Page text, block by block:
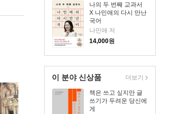
나의 두 번째 교과서
X 나민애의 다시 만난
국어
나민애 저
14,000원
이 분야 신상품
책은 쓰고 싶지만 글
쓰기가 두려운 당신에
게
더보기